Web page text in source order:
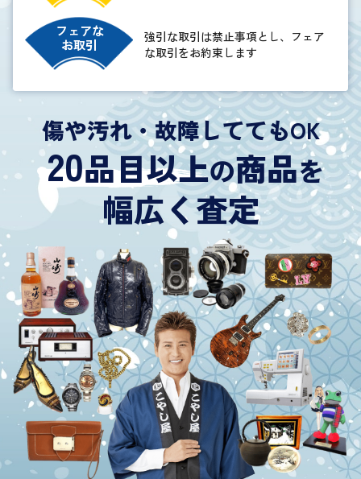
フェアな
お取引
強引な取引は禁止事項とし、フェア
な取引をお約束します
傷や汚れ・故障しててもOK
20品目以上の商品を
幅広く査定